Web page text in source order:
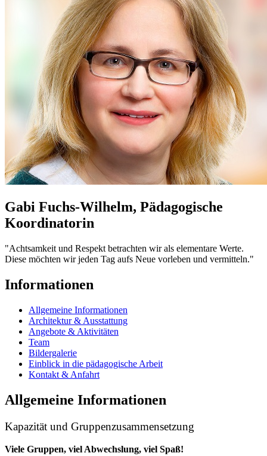
Gabi Fuchs-Wilhelm, Pädagogische
Koordinatorin
"Achtsamkeit und Respekt betrachten wir als elementare Werte.
Diese möchten wir jeden Tag aufs Neue vorleben und vermitteln."
Informationen
Allgemeine Informationen
Architektur & Ausstattung
Angebote & Aktivitäten
Team
Bildergalerie
Einblick in die pädagogische Arbeit
Kontakt & Anfahrt
Allgemeine Informationen
Kapazität und Gruppenzusammensetzung
Viele Gruppen, viel Abwechslung, viel Spaß!